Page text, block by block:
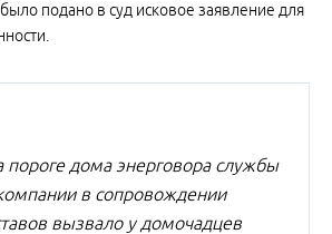
подано в суд исковое заявление для
пороге дома энерговора службы
в сопровождении
вызвало у домочадцев